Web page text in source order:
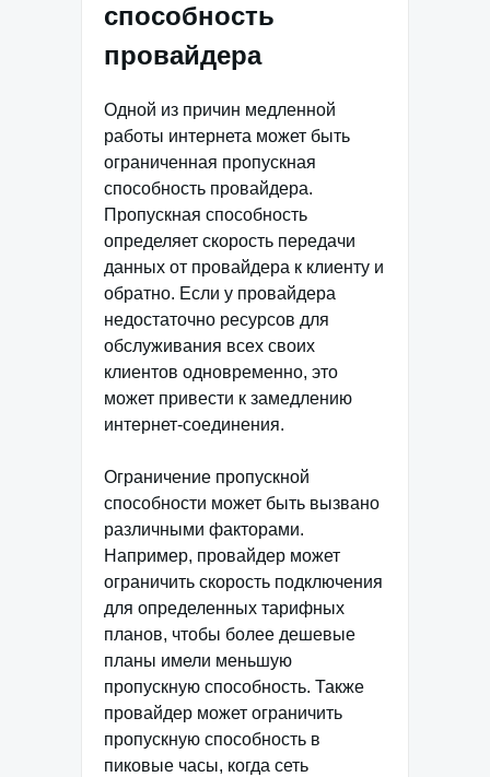
способность
провайдера
Одной из причин медленной
работы интернета может быть
ограниченная пропускная
способность провайдера.
Пропускная способность
определяет скорость передачи
данных от провайдера к клиенту и
обратно. Если у провайдера
недостаточно ресурсов для
обслуживания всех своих
клиентов одновременно, это
может привести к замедлению
интернет-соединения.
Ограничение пропускной
способности может быть вызвано
различными факторами.
Например, провайдер может
ограничить скорость подключения
для определенных тарифных
планов, чтобы более дешевые
планы имели меньшую
пропускную способность. Также
провайдер может ограничить
пропускную способность в
пиковые часы, когда сеть